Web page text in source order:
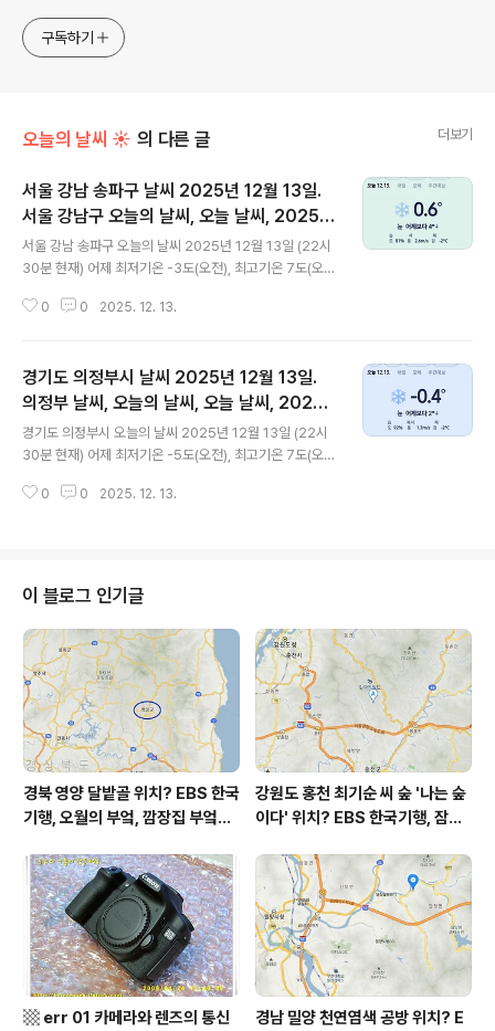
식하는 미드가 있는~ /// 사회적 이슈에 발언하는~ 不老巨
구독하기
오늘의 날씨 ☀ 의 다른 글 더보기
서울 강남 송파구 날씨 2025년 12월 13일.
서울 강남구 오늘의 날씨, 오늘 날씨, 2025 1
213, 초미세먼지, 미세먼지, 황사, 자외선
서울 강남 송파구 오늘의 날씨 2025년 12월 13일 (22시
30분 현재) 어제 최저기온 -3도(오전), 최고기온 7도(오
다 5도 높은 최저기온이고 어제보다 3도 낮은 최고기온입
㎍/m³ 초미세먼지 좋음 = 8 ㎍/m³ 황사는 보통 = 13
㎍/m³ 자외선 (오후) = 낮음 오늘미세먼지는 좋음 = 16
㎍/m³ 초미세먼지 좋음 = 13 ㎍/m³ 황사는 보통 = 16
㎍/m³ 자외선 (오후) = 낮음 대기상태는 어제보다 조
금 안 좋습니다 대기상태가 전체적으로 좋습니다 미세먼지
16 마이크로그램이고, 초미세먼지..
0 0 2025. 12. 13.
경기도 의정부시 날씨 2025년 12월 13일.
의정부 날씨, 오늘의 날씨, 오늘 날씨, 2025 1
213, 초미세먼지, 미세먼지, 황사, 자외선
경기도 의정부시 오늘의 날씨 2025년 12월 13일 (22시
30분 현재) 어제 최저기온 -5도(오전), 최고기온 7도(오
보다 0도 높은 최저기온이고 어제보다 3도 낮은 최고기온
13 ㎍/m³자외선 (오후) = 낮음오늘미세먼지는 좋음 = 9
㎍/m³ 초미세먼지 좋음 = 5 ㎍/m³ 황사는 보통 = 16
㎍/m³자외선 (오후) = 낮음 대기상태는 어제보다 조금
좋습니다 대기상태가 전체적으로 좋습니다 미세먼지 9 마
이크로그램이고, 초미세먼지 5 마이..
0 0 2025. 12. 13.
이 블로그 인기글
경북 영양 달밭골 위치? EBS 한국
기행, 오월의 부엌, 깜장집 부엌은
어디? / 경상북도 영양군 가볼 만
한 곳, 영양읍 상원리. KBS 인간극
장 임분노미 할머니
강원도 홍천 최기순 씨 숲 '나는 숲
이다' 위치? EBS 한국기행, 잠시
군 최기순 씨 캠핑장 펜션 어디? /
강원도 홍천군 가볼 만한 곳, (구)
까르돈, kbs 인간극장
▩ err 01 카메라와 렌즈의 통신
경남 밀양 천연염색 공방 위치? E